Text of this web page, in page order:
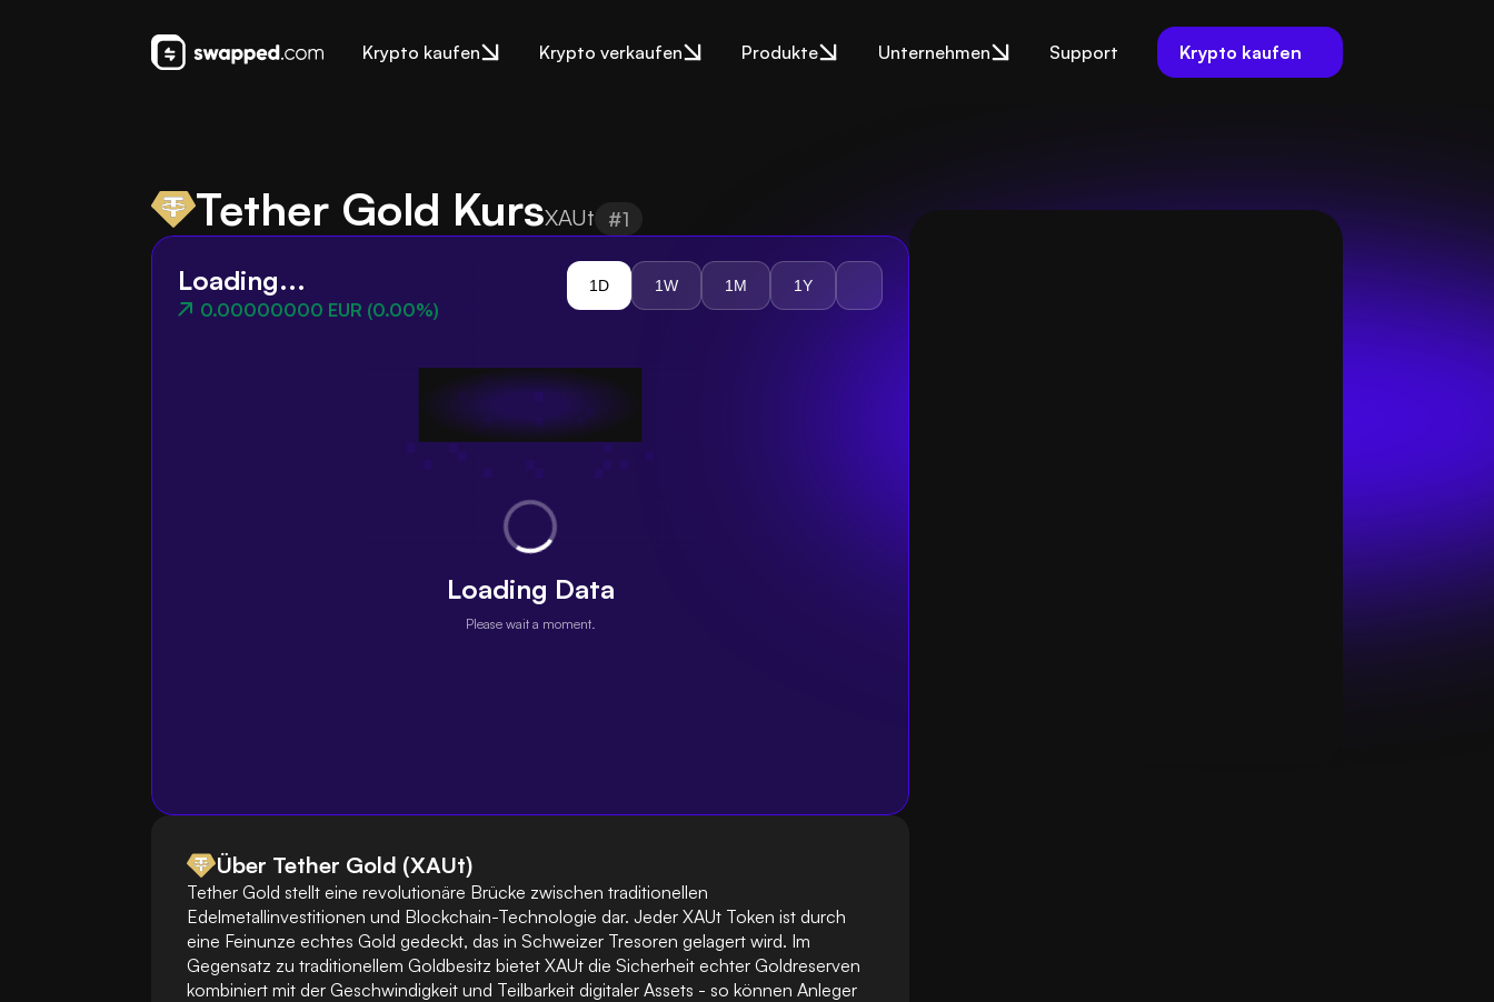
Krypto kaufen Krypto verkaufen Produkte Unternehmen Support Krypto kaufen
Tether Gold KursXAUt #1
Loading...
0.00000000 EUR (0.00%)
1D 1W 1M 1Y
Loading Data
Please wait a moment.
Über Tether Gold (XAUt)
Tether Gold stellt eine revolutionäre Brücke zwischen traditionellen
Edelmetallinvestitionen und Blockchain-Technologie dar. Jeder XAUt Token ist durch
eine Feinunze echtes Gold gedeckt, das in Schweizer Tresoren gelagert wird. Im
Gegensatz zu traditionellem Goldbesitz bietet XAUt die Sicherheit echter Goldreserven
kombiniert mit der Geschwindigkeit und Teilbarkeit digitaler Assets - so können Anleger